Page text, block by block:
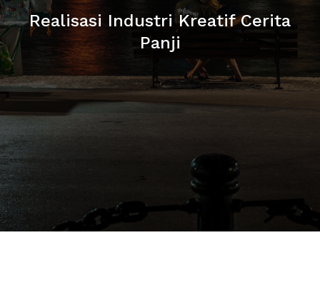
Realisasi Industri Kreatif Cerita
Panji